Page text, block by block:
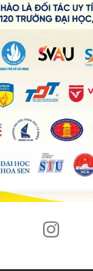
TP HCM. Với nhiều
IELTS, luyện thi
ĐH Sư phạm/